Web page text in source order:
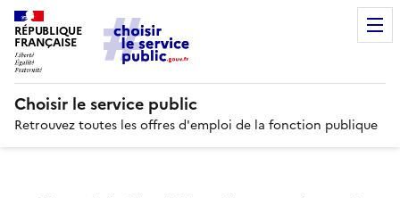
RÉPUBLIQUE
FRANÇAISE
Choisir le service public
Retrouvez toutes les offres d'emploi de la fonction publique